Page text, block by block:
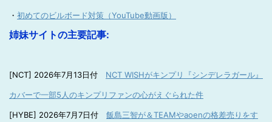
・ 初めてのビルボード対策（YouTube動画版）
姉妹サイトの主要記事:
[NCT] 2026年7月13日付 NCT WISHがキンプリ『シンデレラガール』
カバーで一部5人のキンプリファンの心がえぐられた件
[HYBE] 2026年7月7日付 飯島三智が＆TEAMやaoenの格差売りをす